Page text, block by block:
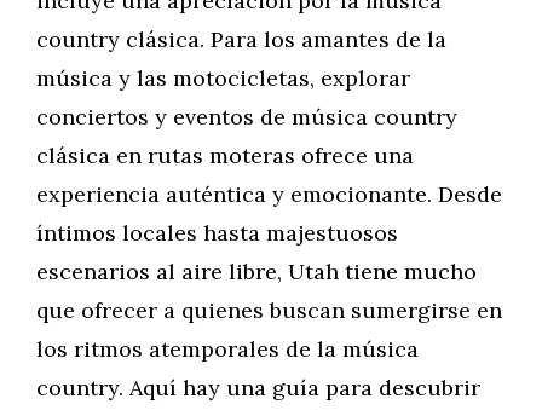
country clásica. Para los amantes de la
música y las motocicletas, explorar
conciertos y eventos de música country
clásica en rutas moteras ofrece una
experiencia auténtica y emocionante. Desde
íntimos locales hasta majestuosos
escenarios al aire libre, Utah tiene mucho
que ofrecer a quienes buscan sumergirse en
los ritmos atemporales de la música
country. Aquí hay una guía para descubrir